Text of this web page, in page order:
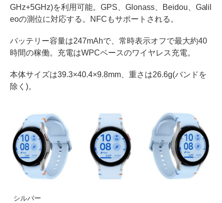
GHz+5GHz)を利用可能。GPS、Glonass、Beidou、Galil
eoの測位に対応する。NFCもサポートされる。
バッテリー容量は247mAhで、常時表示オフで最大約40
時間の稼働。充電はWPCベースのワイヤレス充電。
本体サイズは39.3×40.4×9.8mm、重さは26.6g(バンドを
除く)。
シルバー